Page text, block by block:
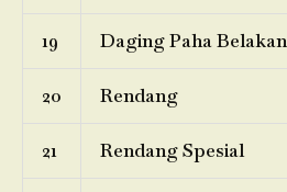
19 Daging Paha
20 Rendang
21 Rendang Spesial